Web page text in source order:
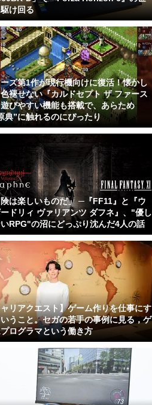
け回る
ズ第1作が現行機向けに復活！懐かし
色褪せない『カルドセプト ザ ファース
びやすい機能も搭載で、あらため
典”に触れるのにぴったり
険は楽しいものだ」 ─『FF11』と『ウ
ードリィ ヴァリアンツ ダフネ』、"優し
いRPG"の沼にどっぷり沈んだ4人の話
リアクエスト】ゲーム作りを仕事にす
うこと。セガの若手の事例に見る，ゲ
ログラマという働き方